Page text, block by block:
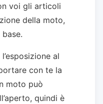
voi gli articoli
della moto,
al
con te la
moto può
quindi è